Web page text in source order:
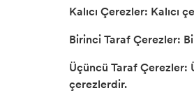
Kalıcı Çerezler:
Birinci Taraf Çerezler:
Üçüncü Taraf Çerezler:
çerezlerdir.